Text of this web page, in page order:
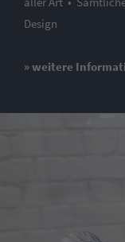
Design
» weitere